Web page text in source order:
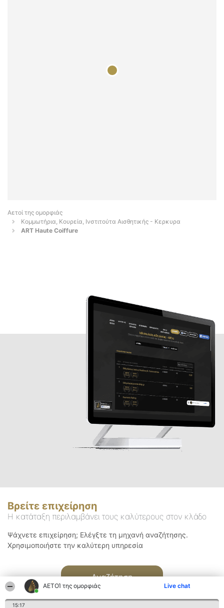
ΑΕΤΟΊ της ομορφιάς Live chat
15:17
Αετοί της ομορφιάς
Κομμωτήρια, Κουρεία, Ινστιτούτα Αισθητικής - Κερκυρα
ART Haute Coiffure
Βρείτε επιχείρηση
Η κατάταξη περιλαμβάνει τους καλύτερους στον κλάδο
Ψάχνετε επιχείρηση; Ελέγξτε τη μηχανή αναζήτησης.
Χρησιμοποιήστε την καλύτερη υπηρεσία
Αναζήτηση